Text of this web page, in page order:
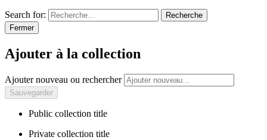
Search for:
Recherche
Fermer
Ajouter à la collection
Ajouter nouveau ou rechercher
Public collection title
Private collection title